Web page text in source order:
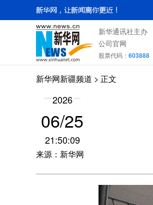
新华通讯社主办
公司官网
股票代码： 603888
新华网新疆频道 > 正文
2026
06/25
21:50:09
来源：新华网